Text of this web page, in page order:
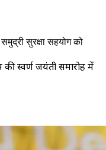
सुरक्षा सहयोग को
की स्वर्ण जयंती समारोह में